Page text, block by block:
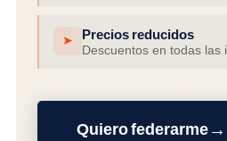
➤ Precios reducidos
Descuentos en todas las
Quiero federarme→